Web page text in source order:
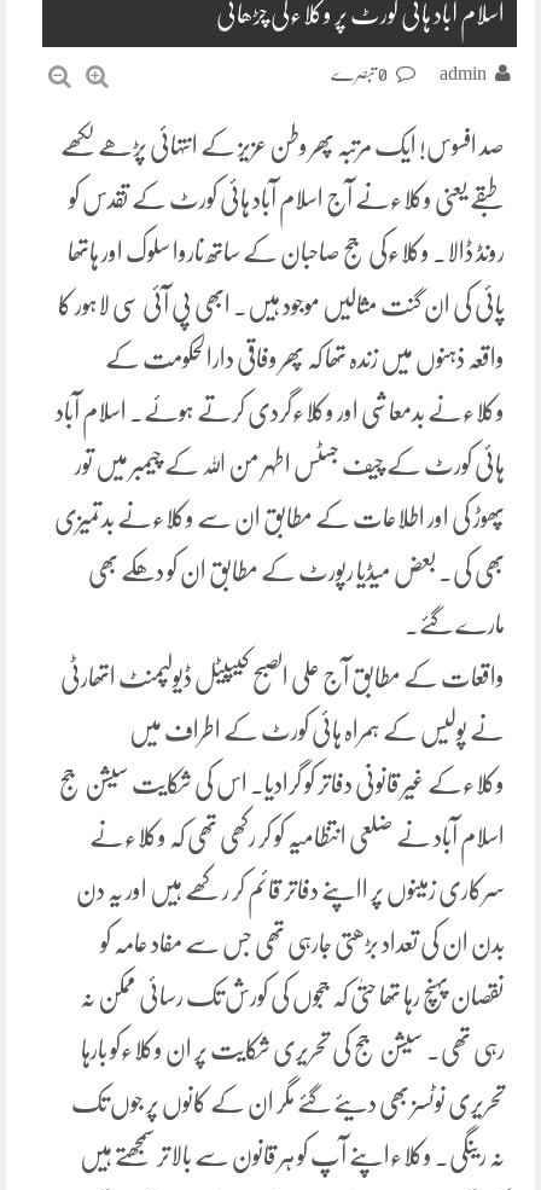
اسلام آباد ہائی کورٹ پر وکلاءکی چڑھائی
admin
صد افسوس! ایک مرتبہ پھر وطن عزیز کے انتہائی پڑھے لکھے
طبقے یعنی وکلاءنے آج اسلام آباد ہائی کورٹ کے تقدس کو
رونڈ ڈالا۔ وکلاءکی جج صاحبان کے ساتھ ناروا سلوک اور ہاتھا
پائی کی ان گنت مثالیں موجود ہیں۔ ابھی پی آئی سی لاہور کا
واقعہ ذہنوں میں زندہ تھا کہ پھر وفاقی دارالحکومت کے
وکلاءنے بدمعاشی اور وکلاءگردی کرتے ہوئے۔ اسلام آباد
ہائی کورٹ کے چیف جسٹس اطہر من اللہ کے چیمبر میں تور
پھوڑ کی اور اطلاعات کے مطابق ان سے وکلاءنے بدتمیزی
بھی کی۔ بعض میڈیا رپورٹ کے مطابق ان کو دھکے بھی
مارے گئے۔
واقعات کے مطابق آج علی الصبح کیپیٹل ڈیولپمنٹ اتھارٹی
نے پولیس کے ہمراہ ہائی کورٹ کے اطراف میں
وکلاءکے غیر قانونی دفاتر کو گرادیا۔ اس کی شکایت سیشن جج
اسلام آباد نے ضلعی انتظامیہ کو کر رکھی تھی کہ وکلاءنے
سرکاری زمینوں پر ااپنے دفاتر قائم کر رکھے ہیں اور یہ دن
بدن ان کی تعداد بڑھتی جارہی تھی جس سے مفاد عامہ کو
نقصان پہنچ رہا تھا حتیٰ کہ ججوں کی کورش تک رسائی ممکن نہ
رہی تھی۔ سیشن جج کی تحریری شکایت پر ان وکلاءکو بارہا
تحریری نوٹسز بھی دیئے گئے مگر ان کے کانوں پر جوں تک
نہ رینگی۔ وکلاءاپنے آپ کو ہر قانون سے بالاتر سمجھتے ہیں